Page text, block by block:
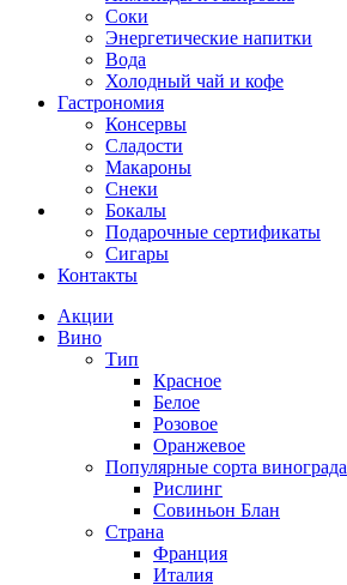
Соки
Энергетические напитки
Вода
Холодный чай и кофе
Гастрономия
Консервы
Сладости
Макароны
Снеки
Бокалы
Подарочные сертификаты
Сигары
Контакты
Акции
Вино
Тип
Красное
Белое
Розовое
Оранжевое
Популярные сорта винограда
Рислинг
Совиньон Блан
Страна
Франция
Италия